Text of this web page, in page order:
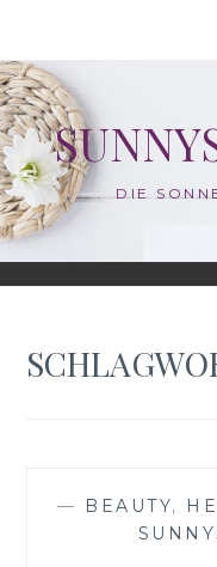
content
DIE
— BEAUTY,